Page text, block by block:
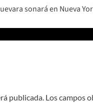
sonará en Nueva
publicada. Los campos